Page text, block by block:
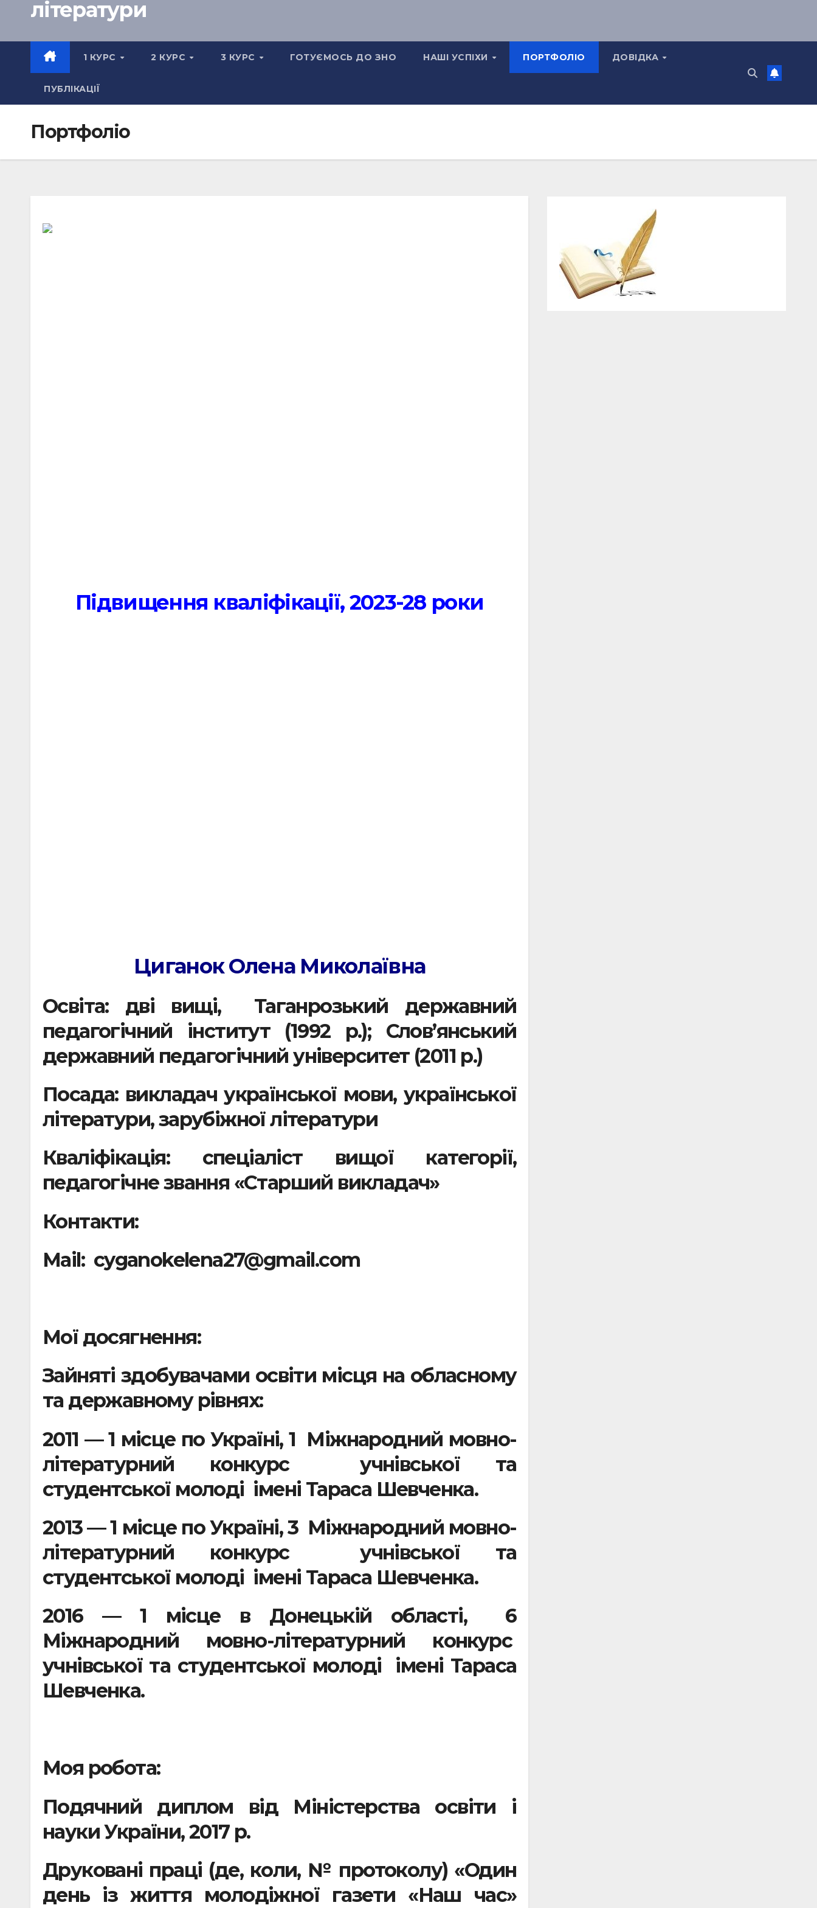
літератури
1 КУРС 2 КУРС 3 КУРС ГОТУЄМОСЬ ДО ЗНО НАШІ УСПІХИ ПОРТФОЛІО ДОВІДКА
ПУБЛІКАЦІЇ
Портфоліо
Підвищення кваліфікації, 2023-28 роки
Циганок Олена Миколаївна
Освіта: дві вищі, Таганрозький державний
педагогічний інститут (1992 р.); Слов’янський
державний педагогічний університет (2011 р.)
Посада: викладач української мови, української
літератури, зарубіжної літератури
Кваліфікація: спеціаліст вищої категорії,
педагогічне звання «Старший викладач»
Контакти:
Mail: cyganokelena27@gmail.com
Мої досягнення:
Зайняті здобувачами освіти місця на обласному
та державному рівнях:
2011 — 1 місце по Україні, 1 Міжнародний мовно-
літературний конкурс учнівської та
студентської молоді імені Тараса Шевченка.
2013 — 1 місце по Україні, 3 Міжнародний мовно-
літературний конкурс учнівської та
студентської молоді імені Тараса Шевченка.
2016 — 1 місце в Донецькій області, 6
Міжнародний мовно-літературний конкурс
учнівської та студентської молоді імені Тараса
Шевченка.
Моя робота:
Подячний диплом від Міністерства освіти і
науки України, 2017 р.
Друковані праці (де, коли, № протоколу) «Один
день із життя молодіжної газети «Наш час»